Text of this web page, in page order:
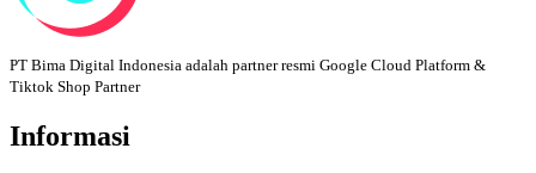
PT Bima Digital Indonesia adalah partner resmi Google Cloud Platform &
Tiktok Shop Partner
Informasi